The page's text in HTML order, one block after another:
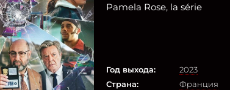
Pamela Rose, la série
Год выхода:
2023
Страна:
Франция